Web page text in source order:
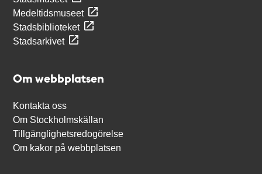
Medeltidsmuseet
Stadsbiblioteket
Stadsarkivet
Om webbplatsen
Kontakta oss
Om Stockholmskällan
Tillgänglighetsredogörelse
Om kakor på webbplatsen